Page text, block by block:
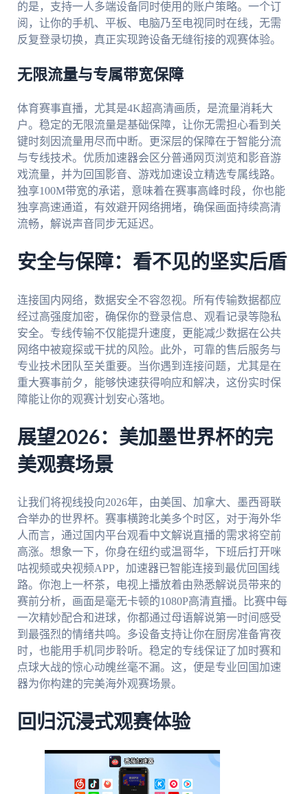
的是，支持一人多端设备同时使用的账户策略。一个订
阅，让你的手机、平板、电脑乃至电视同时在线，无需
反复登录切换，真正实现跨设备无缝衔接的观赛体验。
无限流量与专属带宽保障
体育赛事直播，尤其是4K超高清画质，是流量消耗大
户。稳定的无限流量是基础保障，让你无需担心看到关
键时刻因流量用尽而中断。更深层的保障在于智能分流
与专线技术。优质加速器会区分普通网页浏览和影音游
戏流量，并为回国影音、游戏加速设立精选专属线路。
独享100M带宽的承诺，意味着在赛事高峰时段，你也能
独享高速通道，有效避开网络拥堵，确保画面持续高清
流畅，解说声音同步无延迟。
安全与保障：看不见的坚实后盾
连接国内网络，数据安全不容忽视。所有传输数据都应
经过高强度加密，确保你的登录信息、观看记录等隐私
安全。专线传输不仅能提升速度，更能减少数据在公共
网络中被窥探或干扰的风险。此外，可靠的售后服务与
专业技术团队至关重要。当你遇到连接问题，尤其是在
重大赛事前夕，能够快速获得响应和解决，这份实时保
障能让你的观赛计划安心落地。
展望2026：美加墨世界杯的完
美观赛场景
让我们将视线投向2026年，由美国、加拿大、墨西哥联
合举办的世界杯。赛事横跨北美多个时区，对于海外华
人而言，通过国内平台观看中文解说直播的需求将空前
高涨。想象一下，你身在纽约或温哥华，下班后打开咪
咕视频或央视频APP，加速器已智能连接到最优回国线
路。你泡上一杯茶，电视上播放着由熟悉解说员带来的
赛前分析，画面是毫无卡顿的1080P高清直播。比赛中每
一次精妙配合和进球，你都通过母语解说第一时间感受
到最强烈的情绪共鸣。多设备支持让你在厨房准备宵夜
时，也能用手机同步聆听。稳定的专线保证了加时赛和
点球大战的惊心动魄丝毫不漏。这，便是专业回国加速
器为你构建的完美海外观赛场景。
回归沉浸式观赛体验